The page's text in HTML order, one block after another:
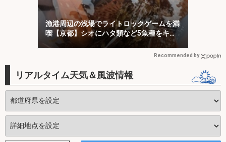
漁港周辺の浅場でライトロックゲームを満
喫【京都】シオにハタ類など5魚種をキャ
ッチ！
Recommended by
リアルタイム天気＆風波情報